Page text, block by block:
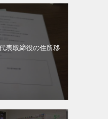
表取締役の住所移